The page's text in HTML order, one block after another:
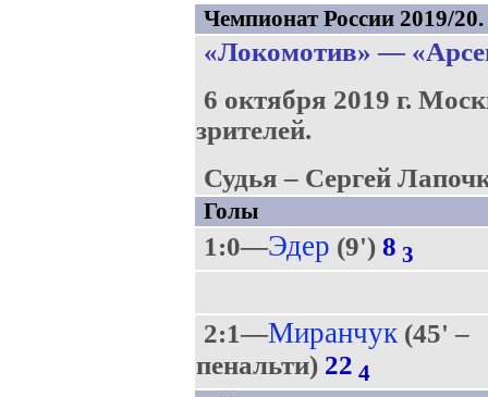
Чемпионат России 2019/
«Локомотив» —
6 октября 2019 г.
зрителей.
Судья – Сергей
Голы
1:0—Эдер (9') 8 3
2:1—Миранчук(45' –
пенальти) 22 4